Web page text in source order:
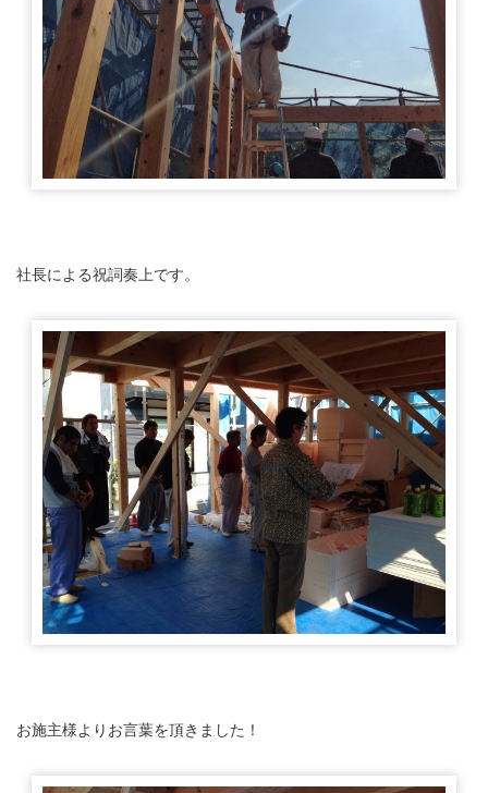
社長による祝詞奏上です。
お施主様よりお言葉を頂きました！